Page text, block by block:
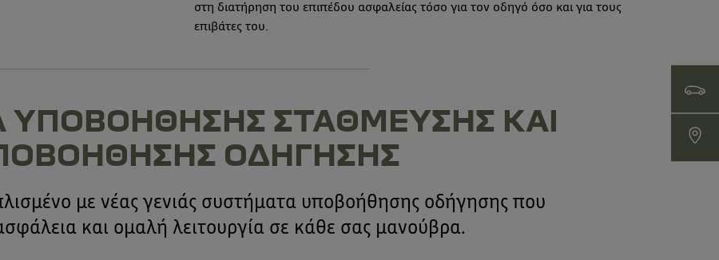
Γκάμα
Δίκτυο
στη διατήρηση του επιπέδου ασφαλείας τόσο για τον οδηγό όσο και για τους
επιβάτες του.
ΥΠΟΒΟΗΘΗΣΗΣ ΣΤΑΘΜΕΥΣΗΣ ΚΑΙ
ΟΔΗΓΗΣΗΣ
με νέας γενιάς συστήματα υποβοήθησης οδήγησης που
και ομαλή λειτουργία σε κάθε σας μανούβρα.